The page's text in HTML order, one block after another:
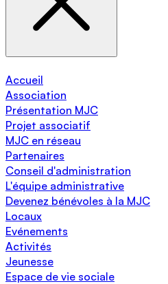
Accueil
Association
Présentation MJC
Projet associatif
MJC en réseau
Partenaires
Conseil d'administration
L'équipe administrative
Devenez bénévoles à la MJC
Locaux
Evénements
Activités
Jeunesse
Espace de vie sociale